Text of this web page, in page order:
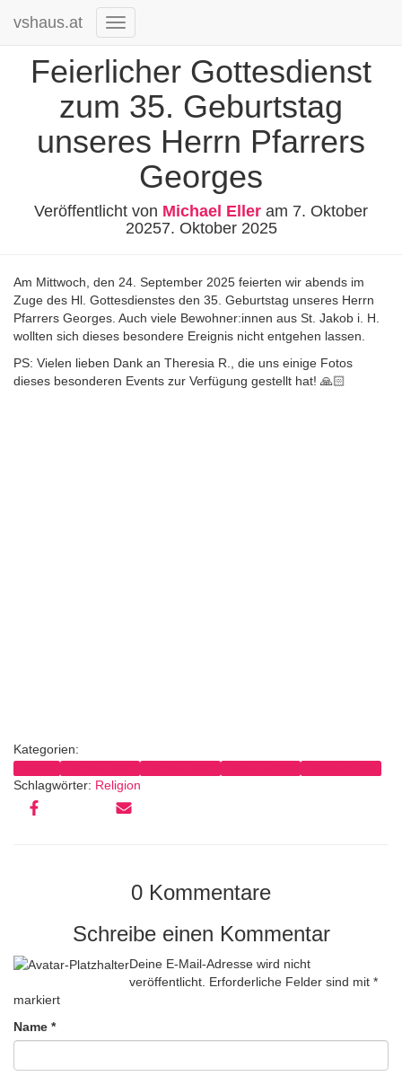
vshaus.at
Navigation
Feierlicher Gottesdienst
zum 35. Geburtstag
unseres Herrn Pfarrers
Georges
Veröffentlicht von Michael Eller am 7. Oktober
20257. Oktober 2025
Am Mittwoch, den 24. September 2025 feierten wir abends im
Zuge des Hl. Gottesdienstes den 35. Geburtstag unseres Herrn
Pfarrers Georges. Auch viele Bewohner:innen aus St. Jakob i. H.
wollten sich dieses besondere Ereignis nicht entgehen lassen.
PS: Vielen lieben Dank an Theresia R., die uns einige Fotos
dieses besonderen Events zur Verfügung gestellt hat! 🙏🏻
Kategorien:
Schlagwörter: Religion
0 Kommentare
Schreibe einen Kommentar
Deine E-Mail-Adresse wird nicht
veröffentlicht. Erforderliche Felder sind mit *
markiert
Name *